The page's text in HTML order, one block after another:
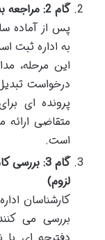
گام 2: مراجعه به اداره ثبت اسناد و املاک
پس از آماده
به اداره ثبت
این مرحله،
درخواست
پرونده ای
متقاضی
است.
گام 3:
لزوم)
کارشناسان
بررسی می